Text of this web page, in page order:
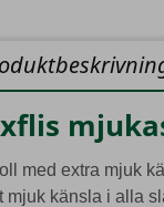
med extra mjuk
mjuk känsla i alla